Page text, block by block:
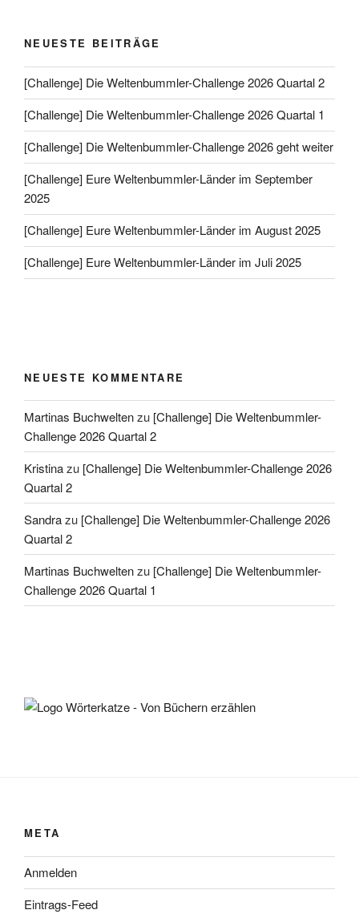
NEUESTE BEITRÄGE
[Challenge] Die Weltenbummler-Challenge 2026 Quartal 2
[Challenge] Die Weltenbummler-Challenge 2026 Quartal 1
[Challenge] Die Weltenbummler-Challenge 2026 geht weiter
[Challenge] Eure Weltenbummler-Länder im September
2025
[Challenge] Eure Weltenbummler-Länder im August 2025
[Challenge] Eure Weltenbummler-Länder im Juli 2025
NEUESTE KOMMENTARE
Martinas Buchweltenzu [Challenge] Die Weltenbummler-
Challenge 2026 Quartal 2
Kristinazu [Challenge] Die Weltenbummler-Challenge 2026
Quartal 2
Sandrazu [Challenge] Die Weltenbummler-Challenge 2026
Quartal 2
Martinas Buchweltenzu [Challenge] Die Weltenbummler-
Challenge 2026 Quartal 1
META
Anmelden
Eintrags-Feed